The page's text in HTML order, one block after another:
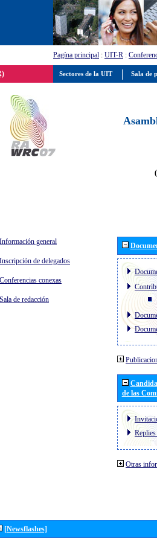
Pagína principal : UIT-R :
Información general
Inscripción de delegados
Conferencias conexas
Sala de redacción
de las
Otras
[Newsflashes]
Sectores de la UIT Sala de